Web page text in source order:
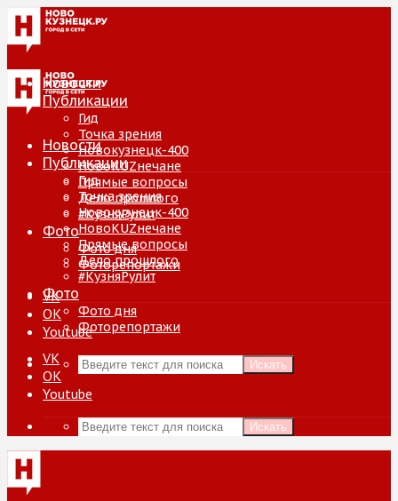
Новости
Публикации
Гид
Точка зрения
Новокузнецк-400
НовоKUZнечане
Прямые вопросы
Дело прошлого
#КузняРулит
Фото
Фото дня
Фоторепортажи
VK
ОК
Youtube
Искать
Новости
Публикации
Гид
Точка зрения
Новокузнецк-400
НовоKUZнечане
Прямые вопросы
Дело прошлого
#КузняРулит
Фото
Фото дня
Фоторепортажи
VK
ОК
Youtube
Искать